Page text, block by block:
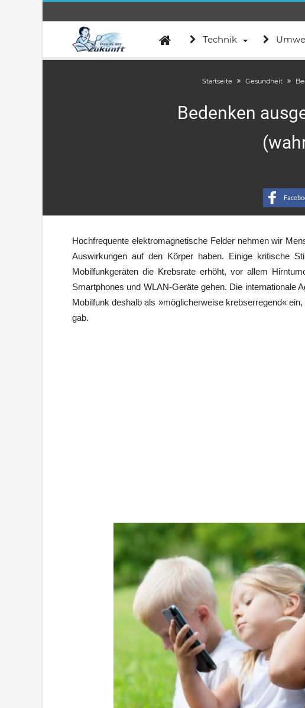
Technik
Startseite Gesundheit
Bedenken
Hochfrequente elektromagnetische Felder nehmen wir
Auswirkungen auf den Körper haben. Einige kritische
Mobilfunkgeräten die Krebsrate erhöht, vor allem
Smartphones und WLAN-Geräte gehen. Die internationale
Mobilfunk deshalb als »möglicherweise krebserregend«
gab.